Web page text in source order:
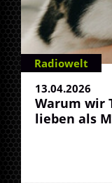
Radiowelt
13.04.2026
Warum wir
lieben als